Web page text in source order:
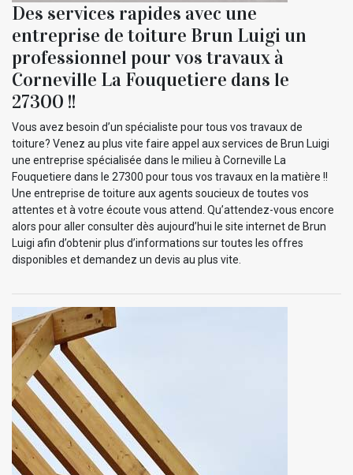
Des services rapides avec une
entreprise de toiture Brun Luigi un
professionnel pour vos travaux à
Corneville La Fouquetiere dans le
27300 !!
Vous avez besoin d’un spécialiste pour tous vos travaux de
toiture? Venez au plus vite faire appel aux services de Brun Luigi
une entreprise spécialisée dans le milieu à Corneville La
Fouquetiere dans le 27300 pour tous vos travaux en la matière !!
Une entreprise de toiture aux agents soucieux de toutes vos
attentes et à votre écoute vous attend. Qu’attendez-vous encore
alors pour aller consulter dès aujourd’hui le site internet de Brun
Luigi afin d’obtenir plus d’informations sur toutes les offres
disponibles et demandez un devis au plus vite.